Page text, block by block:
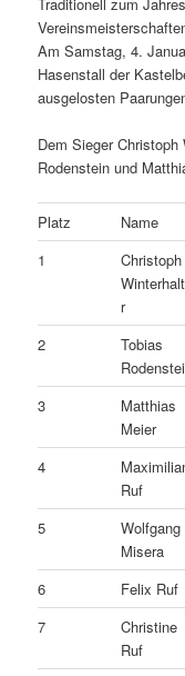
Am Samstag, 4.
Hasenstall der
ausgelosten
Dem Sieger
Rodenstein und
Platz Name
1
Christoph
r
2
Tobias
3
Matthias
Meier
4
Ruf
5
Wolfgang
Misera
6 Felix Ruf
7
Christine
Ruf